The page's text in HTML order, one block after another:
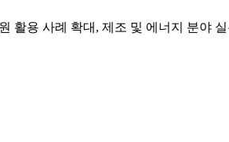
활용 사례 확대, 제조 및 에너지 분야